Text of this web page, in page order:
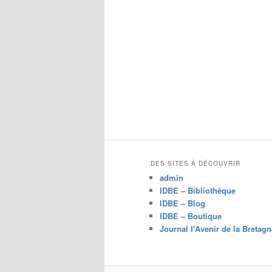
DES SITES À DÉCOUVRIR
admin
IDBE – Bibliothèque
IDBE – Blog
IDBE – Boutique
Journal l'Avenir de la